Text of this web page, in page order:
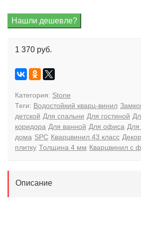
1 370 руб.
Категория: Stone
Теги: Водостойкий кварц-винил
детской Для спальни Для гостиной
коридора Для ванной Для офиса Для
дома SPC Кварцвинил 43 класс
плитку Толщина 4 мм Кварцвинил с
Описание